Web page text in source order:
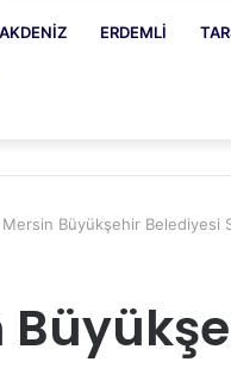
AKDENIZ ERDEMLI
Mersin Büyükşehir Belediyesi